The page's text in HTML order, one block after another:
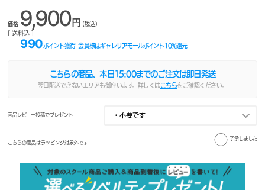
価格 9,900円 (税込)
[ 送料込 ]
990ポイント獲得 会員様はギャレリアモールポイント 10%還元
こちらの商品、本日 15:00までのご注文は即日発送
翌日配送できないエリアも御座います。詳しくは こちらをご確認ください。
商品レビュー投稿でプレゼント
こちらの商品はラッピング対象外です
了承しました